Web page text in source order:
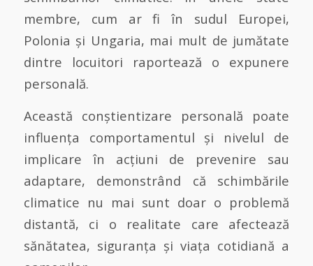
membre, cum ar fi în sudul Europei,
Polonia și Ungaria, mai mult de jumătate
dintre locuitori raportează o expunere
personală.
Această conștientizare personală poate
influența comportamentul și nivelul de
implicare în acțiuni de prevenire sau
adaptare, demonstrând că schimbările
climatice nu mai sunt doar o problemă
distantă, ci o realitate care afectează
sănătatea, siguranța și viața cotidiană a